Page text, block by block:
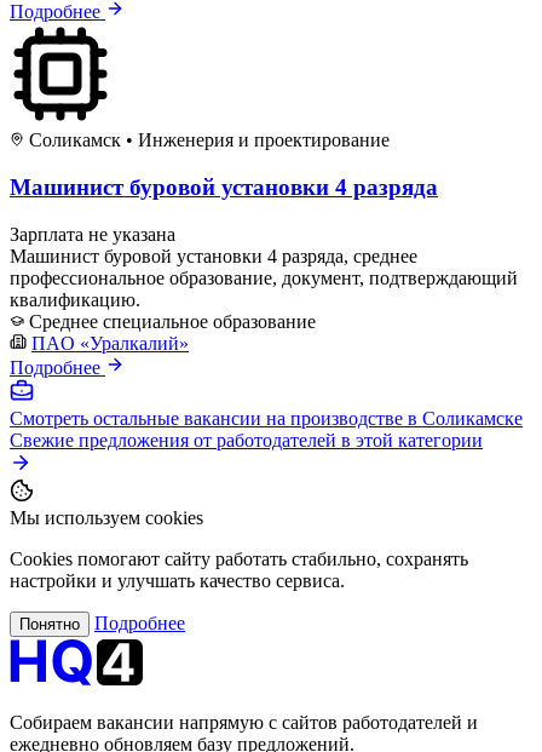
Подробнее
Соликамск • Инженерия и проектирование
Машинист буровой установки 4 разряда
Зарплата не указана
Машинист буровой установки 4 разряда, среднее
профессиональное образование, документ, подтверждающий
квалификацию.
Среднее специальное образование
ПAO «Уралкалий»
Подробнее
Смотреть остальные вакансии на производстве в Соликамске
Свежие предложения от работодателей в этой категории
Мы используем cookies
Cookies помогают сайту работать стабильно, сохранять
настройки и улучшать качество сервиса.
Понятно Подробнее
Собираем вакансии напрямую с сайтов работодателей и
ежедневно обновляем базу предложений.